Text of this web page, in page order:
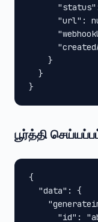
"url":
    }
  }
}
பூர்த்தி
{
  "data": {
"id":